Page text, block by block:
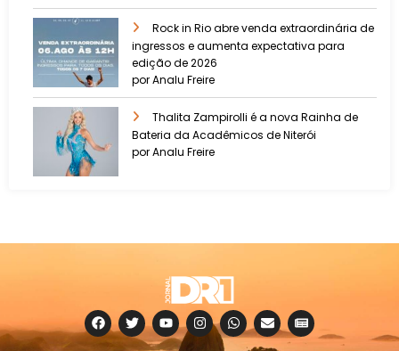
Rock in Rio abre venda extraordinária de
ingressos e aumenta expectativa para
edição de 2026
por Analu Freire
Thalita Zampirolli é a nova Rainha de
Bateria da Acadêmicos de Niterói
por Analu Freire